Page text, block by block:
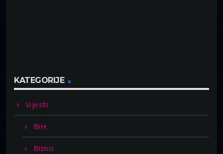
KATEGORIJE
Vijesti
BiH
Biznis